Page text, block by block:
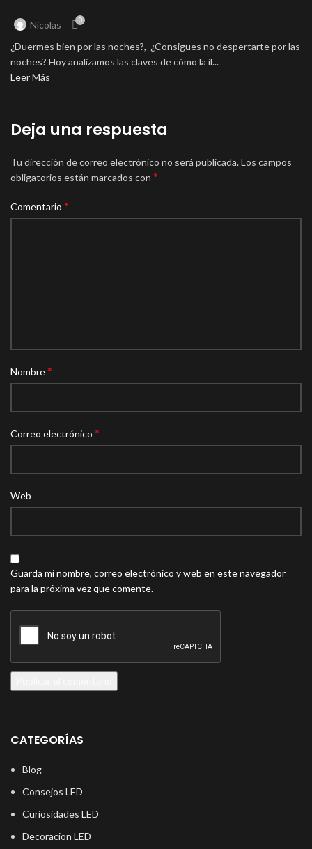
Nicolas 0
¿Duermes bien por las noches?, ¿Consigues no despertarte por las
noches? Hoy analizamos las claves de cómo la il...
Leer Más
Deja una respuesta
Tu dirección de correo electrónico no será publicada.Los campos
obligatorios están marcados con *
Comentario *
Nombre*
Correo electrónico *
Web
Guarda mi nombre, correo electrónico y web en este navegador
para la próxima vez que comente.
CATEGORÍAS
Blog
Consejos LED
Curiosidades LED
Decoracion LED